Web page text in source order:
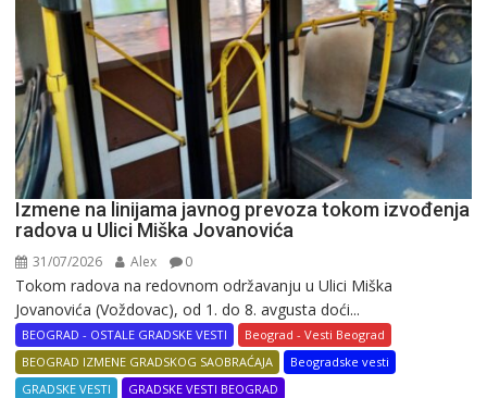
Izmene na linijama javnog prevoza tokom izvođenja
radova u Ulici Miška Jovanovića
31/07/2026 Alex 0
Tokom radova na redovnom održavanju u Ulici Miška
Jovanovića (Voždovac), od 1. do 8. avgusta doći...
BEOGRAD - OSTALE GRADSKE VESTI
Beograd - Vesti Beograd
BEOGRAD IZMENE GRADSKOG SAOBRAĆAJA
Beogradske vesti
GRADSKE VESTI
GRADSKE VESTI BEOGRAD